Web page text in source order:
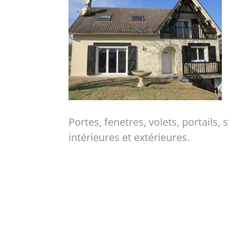
Portes, fenetres, volets, portails,
intérieures et extérieures.